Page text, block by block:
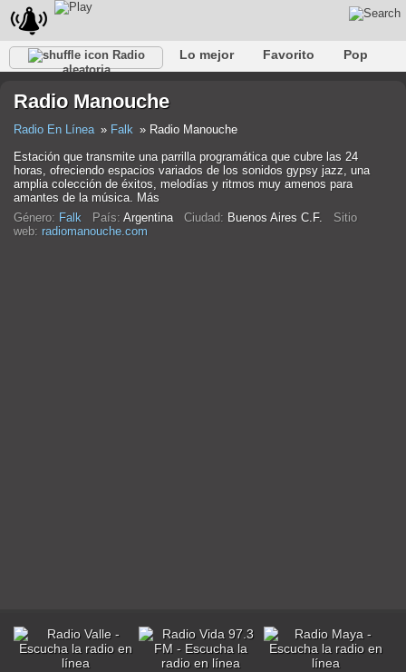
Radio
aleatoria
Lo mejor Favorito
Pop
Rap
Trans Falk
Radio Manouche
Radio En Línea Falk
Radio Manouche
Estación que transmite una parrilla programática que cubre las 24
horas, ofreciendo espacios variados de los sonidos gypsy jazz, una
amplia colección de éxitos, melodías y ritmos muy amenos para
amantes de la música. Más
Género: Falk País: Argentina Ciudad: Buenos Aires C.F. Sitio
web: radiomanouche.com